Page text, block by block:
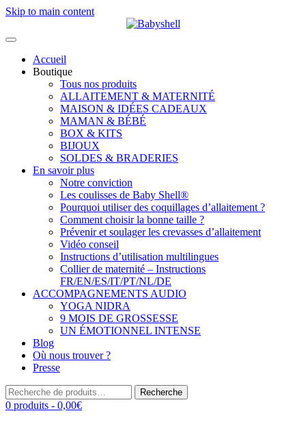
Skip to main content
Accueil
Boutique
Tous nos produits
ALLAITEMENT & MATERNITÉ
MAISON & IDÉES CADEAUX
MAMAN & BÉBÉ
BOX & KITS
BIJOUX
SOLDES & BRADERIES
En savoir plus
Notre conviction
Les coulisses de Baby Shell®
Pourquoi utiliser des coquillages d’allaitement ?
Comment choisir la bonne taille ?
Prévenir et soulager les crevasses d’allaitement
Vidéo conseil
Instructions d’utilisation multilingues
Collier de maternité – Instructions
FR/EN/ES/IT/PT/NL/DE
ACCOMPAGNEMENTS AUDIO
YOGA NIDRA
9 MOIS DE GROSSESSE
UN ÉMOTIONNEL INTENSE
Blog
Où nous trouver ?
Presse
Recherche
pour :
Recherche
0 produits - 0,00€